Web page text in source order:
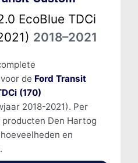
EcoBlue TDCi
2018–2021
de Ford Transit
(170)
2018-2021). Per
Den Hartog
en